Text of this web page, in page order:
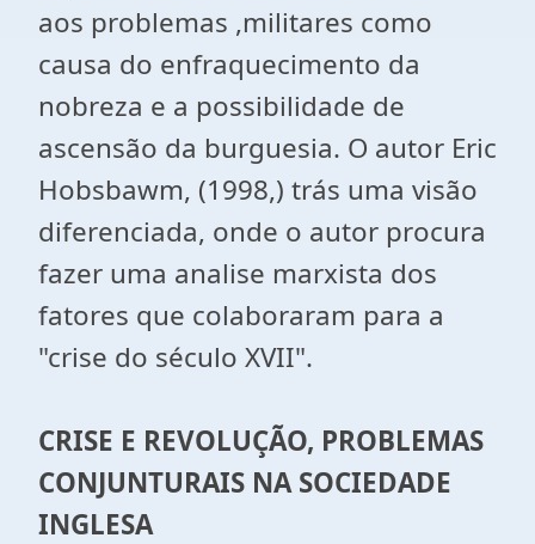
aos problemas ,militares como
causa do enfraquecimento da
nobreza e a possibilidade de
ascensão da burguesia. O autor Eric
Hobsbawm, (1998,) trás uma visão
diferenciada, onde o autor procura
fazer uma analise marxista dos
fatores que colaboraram para a
"crise do século XVII".
CRISE E REVOLUÇÃO, PROBLEMAS
CONJUNTURAIS NA SOCIEDADE
INGLESA